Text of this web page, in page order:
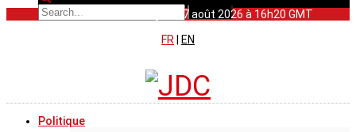
Dernière Mise à jour : 7 août 2026 à 16h20 GMT
FR
EN
Politique